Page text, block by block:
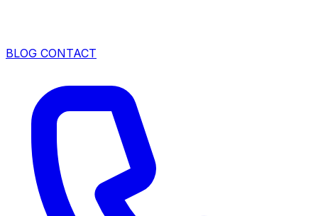
BLOG CONTACT